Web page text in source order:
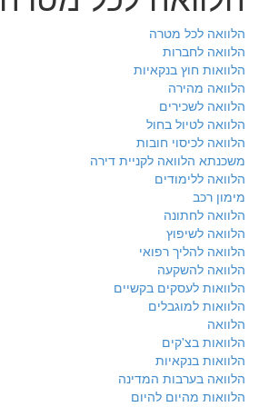
הלוואה לכל מטרה
הלוואה לחברות
הלוואות חוץ בנקאיות
הלוואה מהירה
הלוואה לשכירים
הלוואה לטיול בחול
הלוואה לכיסוי חובות
משכנתא הלוואה לקניית דירה
הלוואה ללימודים
מימון רכב
הלוואה לחתונה
הלוואה לשיפוץ
הלוואה להליך רפואי
הלוואה להשקעה
הלוואות לעסקים בקשיים
הלוואות למוגבלים
הלוואה
הלוואות בצ'קים
הלוואות בנקאיות
הלוואה בערבות המדינה
הלוואות מהיום להיום